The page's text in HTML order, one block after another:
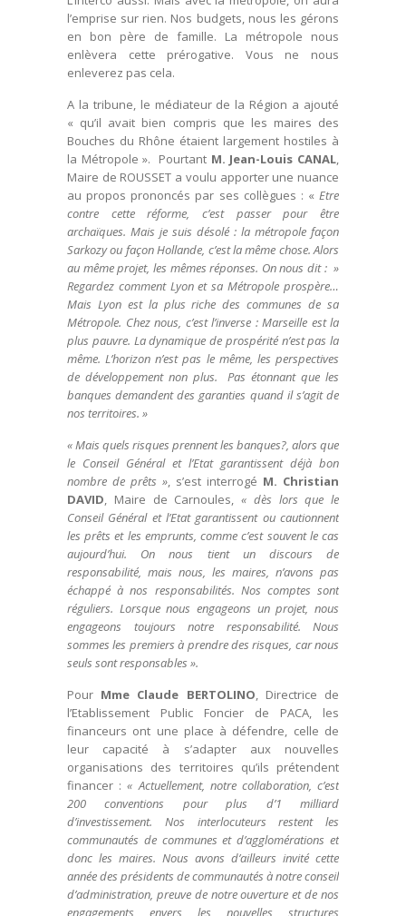
l’emprise sur rien. Nos budgets, nous les gérons
en bon père de famille. La métropole nous
enlèvera cette prérogative. Vous ne nous
enleverez pas cela.
A la tribune, le médiateur de la Région a ajouté
« qu’il avait bien compris que les maires des
Bouches du Rhône étaient largement hostiles à
la Métropole ». Pourtant M. Jean-Louis CANAL,
Maire de ROUSSET a voulu apporter une nuance
au propos prononcés par ses collègues : « Etre
contre cette réforme, c’est passer pour être
archaïques. Mais je suis désolé : la métropole façon
Sarkozy ou façon Hollande, c’est la même chose. Alors
au même projet, les mêmes réponses. On nous dit : »
Regardez comment Lyon et sa Métropole prospère…
Mais Lyon est la plus riche des communes de sa
Métropole. Chez nous, c’est l’inverse : Marseille est la
plus pauvre. La dynamique de prospérité n’est pas la
même. L’horizon n’est pas le même, les perspectives
de développement non plus. Pas étonnant que les
banques demandent des garanties quand il s’agit de
nos territoires. »
« Mais quels risques prennent les banques?, alors que
le Conseil Général et l’Etat garantissent déjà bon
nombre de prêts », s’est interrogé M. Christian
DAVID, Maire de Carnoules, « dès lors que le
Conseil Général et l’Etat garantissent ou cautionnent
les prêts et les emprunts, comme c’est souvent le cas
aujourd’hui. On nous tient un discours de
responsabilité, mais nous, les maires, n’avons pas
échappé à nos responsabilités. Nos comptes sont
réguliers. Lorsque nous engageons un projet, nous
engageons toujours notre responsabilité. Nous
sommes les premiers à prendre des risques, car nous
seuls sont responsables ».
Pour Mme Claude BERTOLINO, Directrice de
l’Etablissement Public Foncier de PACA, les
financeurs ont une place à défendre, celle de
leur capacité à s’adapter aux nouvelles
organisations des territoires qu’ils prétendent
financer :« Actuellement, notre collaboration, c’est
200 conventions pour plus d’1 milliard
d’investissement. Nos interlocuteurs restent les
communautés de communes et d’agglomérations et
donc les maires. Nous avons d’ailleurs invité cette
année des présidents de communautés à notre conseil
d’administration, preuve de notre ouverture et de nos
engagements envers les nouvelles structures